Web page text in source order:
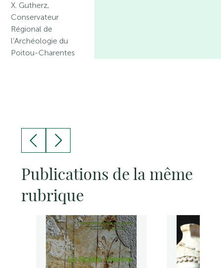
X. Gutherz,
Conservateur
Régional de
l’Archéologie du
Poitou-Charentes
Publications de la même
rubrique